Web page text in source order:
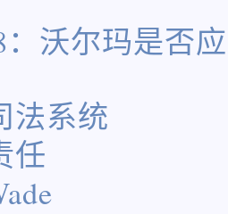
沃尔玛是否
法系统
任